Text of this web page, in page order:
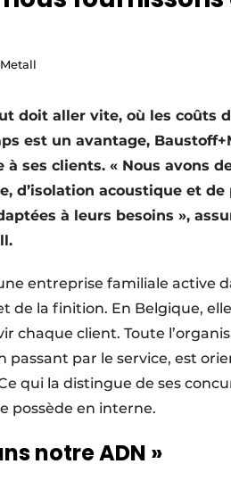
doit aller vite, où les coûts
est un avantage,
à ses clients. « Nous avons
d’isolation acoustique et
à leurs besoins »,
entreprise familiale active
de la finition. En Belgique,
chaque client. Toute
passant par le service, est
qui la distingue de ses
possède en interne.
notre ADN »